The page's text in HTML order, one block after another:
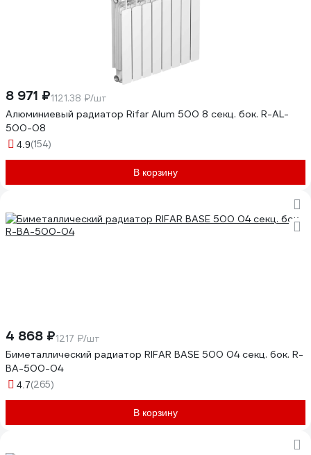
8 971 ₽1121.38 ₽/шт
Алюминиевый радиатор Rifar Alum 500 8 секц. бок. R-AL-
500-08
4.9(154)
В корзину
4 868 ₽1217 ₽/шт
Биметаллический радиатор RIFAR BASE 500 04 секц. бок. R-
BA-500-04
4.7(265)
В корзину